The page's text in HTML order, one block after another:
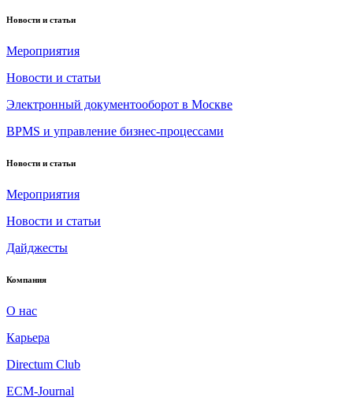
Новости и статьи
Мероприятия
Новости и статьи
Электронный документооборот в Москве
BPMS и управление бизнес-процессами
Новости и статьи
Мероприятия
Новости и статьи
Дайджесты
Компания
О нас
Карьера
Directum Club
ECM-Journal